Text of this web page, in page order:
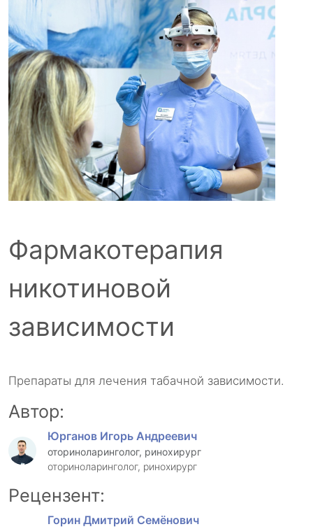
Фармакотерапия
никотиновой
зависимости
Препараты для лечения табачной зависимости.
Автор:
Юрганов Игорь Андреевич
оториноларинголог, ринохирург
оториноларинголог, ринохирург
Рецензент:
Горин Дмитрий Семёнович